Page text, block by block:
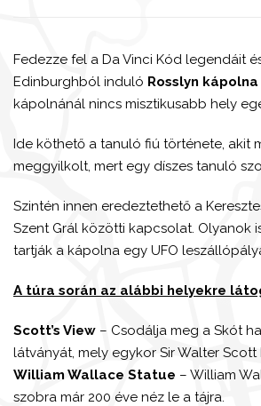
Fedezze fel a Da Vinci Kód legendáit
Edinburghból induló Rosslyn kápolna
kápolnánál nincs misztikusabb hely
Ide köthető a tanuló fiú története, akit
meggyilkolt, mert egy díszes tanuló
Szintén innen eredeztethető a
Szent Grál közötti kapcsolat. Olyanok
tartják a kápolna egy UFO
A túra során az alábbi helyekre
Scott’s View – Csodálja meg a Skót
látványát, mely egykor Sir Walter
William Wallace Statue – William
szobra már 200 éve néz le a tájra.